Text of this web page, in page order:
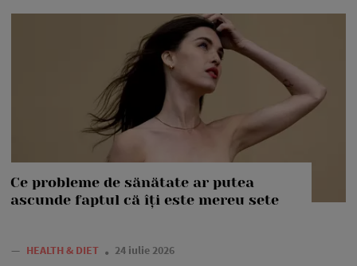
Ce probleme de sănătate ar putea
ascunde faptul că îți este mereu sete
— HEALTH & DIET 24 iulie 2026